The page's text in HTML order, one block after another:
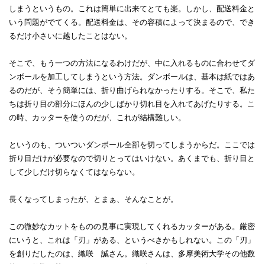
しまうというもの。これは簡単に出来てとても楽。しかし、配送料金と
いう問題がでてくる。配送料金は、その容積によって決まるので、でき
るだけ小さいに越したことはない。
そこで、もう一つの方法になるわけだが、中に入れるものに合わせてダ
ンボールを加工してしまうという方法。ダンボールは、基本は紙ではあ
るのだが、そう簡単には、折り曲げられなかったりする。そこで、私た
ちは折り目の部分にほんの少しばかり切れ目を入れてあげたりする。こ
の時、カッターを使うのだが、これが結構難しい。
というのも、ついついダンボール全部を切ってしまうからだ。ここでは
折り目だけが必要なので切りとってはいけない。あくまでも、折り目と
して少しだけ切らなくてはならない。
長くなってしまったが、とまぁ、そんなことが。
この微妙なカットをものの見事に実現してくれるカッターがある。厳密
にいうと、これは「刃」がある、というべきかもしれない。この「刃」
を創りだしたのは、織咲 誠さん。織咲さんは、多摩美術大学その他数